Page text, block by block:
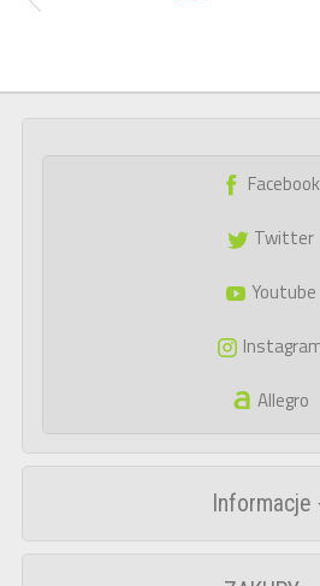
Facebook
Twitter
Youtube
Allegro
Informacje